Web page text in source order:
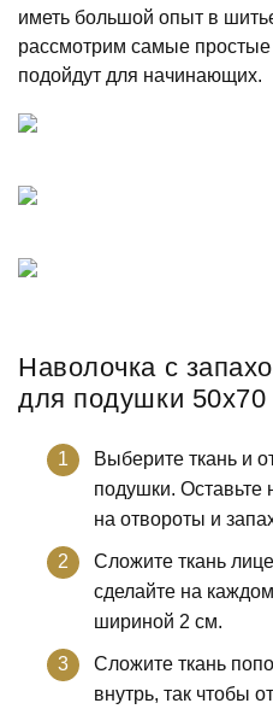
иметь большой опыт в
рассмотрим самые
подойдут для начинающих.
Наволочка с
для подушки 50х70
Выберите ткань и
подушки. Оставьте
на отвороты и
Сложите ткань
сделайте на
шириной 2 см.
Сложите ткань
внутрь, так чтобы